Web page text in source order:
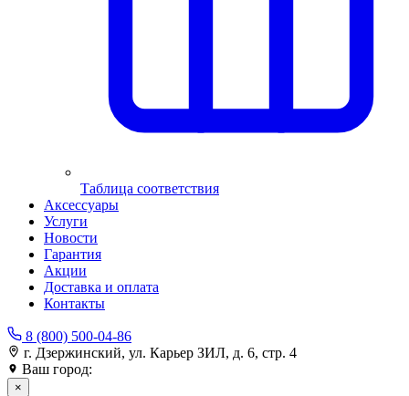
Таблица соответствия
Аксессуары
Услуги
Новости
Гарантия
Акции
Доставка и оплата
Контакты
8 (800) 500-04-86
г. Дзержинский, ул. Карьер ЗИЛ, д. 6, стр. 4
Ваш город:
×